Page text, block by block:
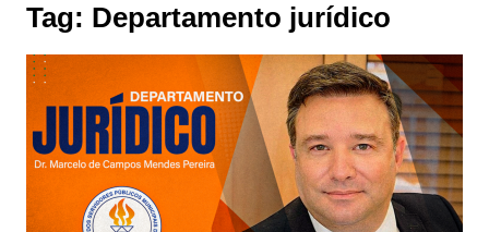
Tag: Departamento jurídico